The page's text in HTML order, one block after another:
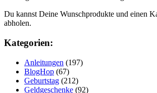
Du kannst Deine Wunschprodukte und einen
abholen.
Kategorien:
Anleitungen (197)
BlogHop (67)
Geburtstag (212)
Geldgeschenke (92)